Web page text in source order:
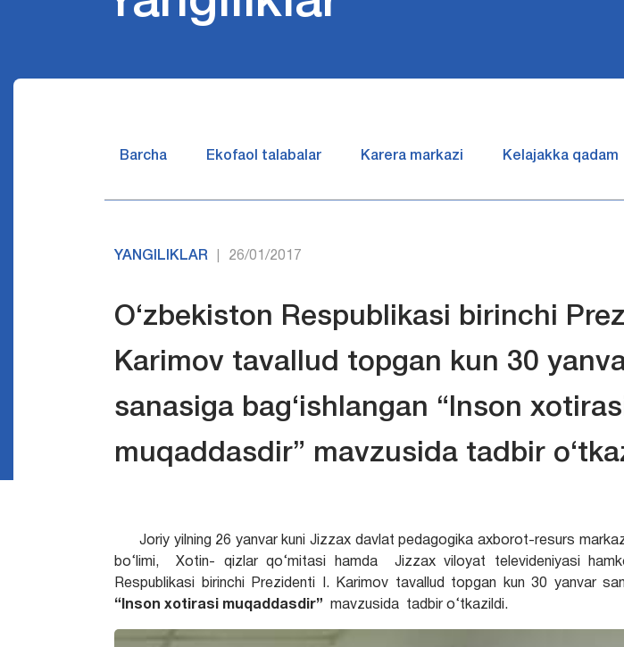
Barcha Ekofaol talabalar Karera markazi Kelajakka qadam
YANGILIKLAR 26/01/2017
O‘zbekiston Respublikasi birinchi
Karimov tavallud topgan kun 30
sanasiga bag‘ishlangan “Inson
muqaddasdir” mavzusida tadbir
Joriy yilning 26 yanvar kuni Jizzax davlat pedagogika axborot-resurs
bo‘limi, Xotin- qizlar qo‘mitasi hamda Jizzax viloyat televideniyasi
Respublikasi birinchi Prezidenti I. Karimov tavallud topgan kun 30 yanvar
“Inson xotirasi muqaddasdir” mavzusida tadbir o‘tkazildi.